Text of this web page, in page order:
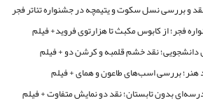
و بررسی نسل سکوت و یتیمچه در جشنواره تئاتر فجر
فجر؛ از کابوس مکبث تا هزارتوی فروید+ فیلم
دانشجویی؛ نقد خشم قلمبه و کرشن دو + فیلم
هنر؛ بررسی اسب‌های طاعون و همای + فیلم
بدون تابستان؛ نقد دو نمایش متفاوت + فیلم